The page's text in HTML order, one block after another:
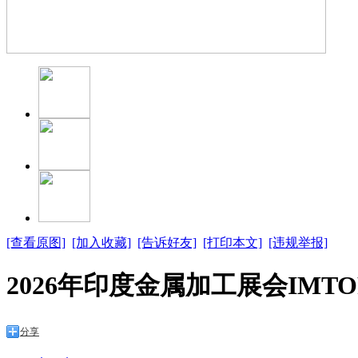
[查看原图] [加入收藏] [告诉好友] [打印本文] [违规举报]
2026年印度金属加工展会
分享